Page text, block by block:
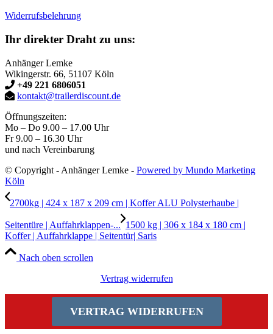
Widerrufsbelehrung
Ihr direkter Draht zu uns:
Anhänger Lemke
Wikingerstr. 66, 51107 Köln
+49 221 6806051
kontakt@trailerdiscount.de
Öffnungszeiten:
Mo – Do 9.00 – 17.00 Uhr
Fr 9.00 – 16.30 Uhr
und nach Vereinbarung
© Copyright - Anhänger Lemke - Powered by Mundo Marketing
Köln
2700kg | 424 x 187 x 209 cm | Koffer ALU Polysterhaube |
Seitentüre | Auffahrklappen-... 1500 kg | 306 x 184 x 180 cm |
Koffer | Auffahrklappe | Seitentür| Saris
Nach oben scrollen
Vertrag widerrufen
VERTRAG WIDERRUFEN